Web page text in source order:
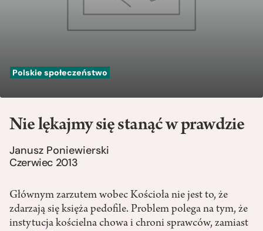
Polskie społeczeństwo
Nie lękajmy się stanąć w prawdzie
Janusz Poniewierski
Czerwiec 2013
Głównym zarzutem wobec Kościoła nie jest to, że
zdarzają się księża pedofile. Problem polega na tym, że
instytucja kościelna chowa i chroni sprawców, zamiast